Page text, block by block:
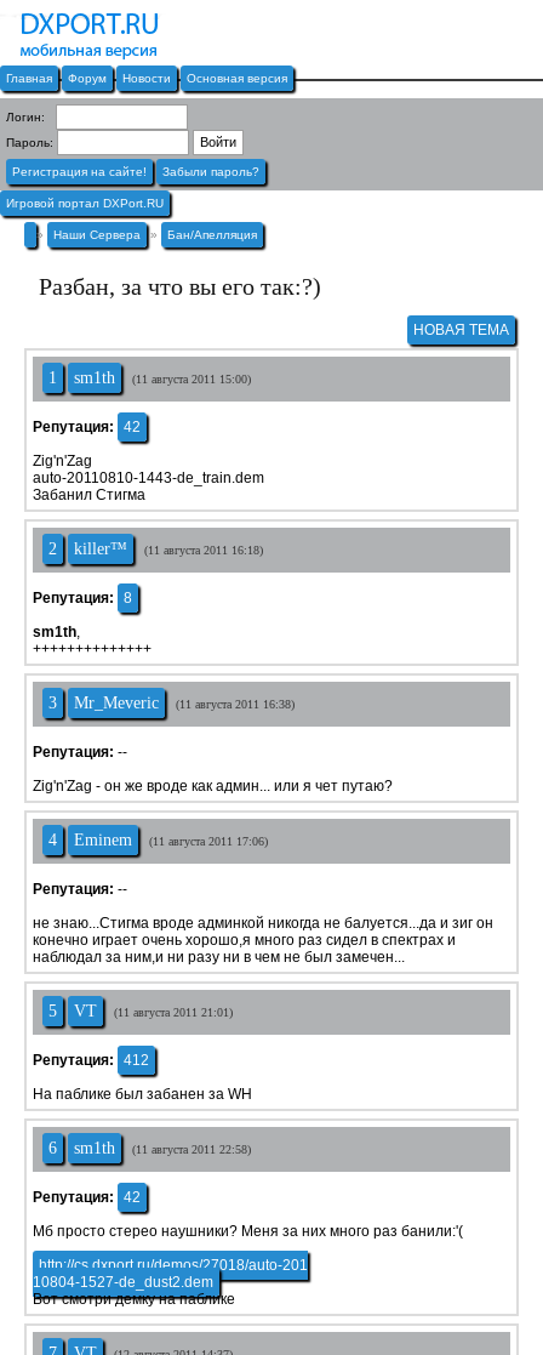
Главная Форум Новости Основная версия
Логин:
Пароль:
Регистрация на сайте! Забыли пароль?
Игровой портал DXPort.RU
» Наши Сервера » Бан/Апелляция
Разбан, за что вы его так:?)
НОВАЯ ТЕМА
1 sm1th (11 августа 2011 15:00)
Репутация:
42
Zig'n'Zag
auto-20110810-1443-de_train.dem
Забанил Стигма
2 killer™ (11 августа 2011 16:18)
Репутация:
8
sm1th,
++++++++++++++
3 Mr_Meveric (11 августа 2011 16:38)
Репутация: --
Zig'n'Zag - он же вроде как админ... или я чет путаю?
4 Eminem (11 августа 2011 17:06)
Репутация: --
не знаю...Стигма вроде админкой никогда не балуется...да и зиг он
конечно играет очень хорошо,я много раз сидел в спектрах и
наблюдал за ним,и ни разу ни в чем не был замечен...
5 VT (11 августа 2011 21:01)
Репутация:
412
На паблике был забанен за WH
6 sm1th (11 августа 2011 22:58)
Репутация:
42
Мб просто стерео наушники? Меня за них много раз банили:'(
http://cs.dxport.ru/demos/27018/auto-201
10804-1527-de_dust2.dem
Вот смотри демку на паблике